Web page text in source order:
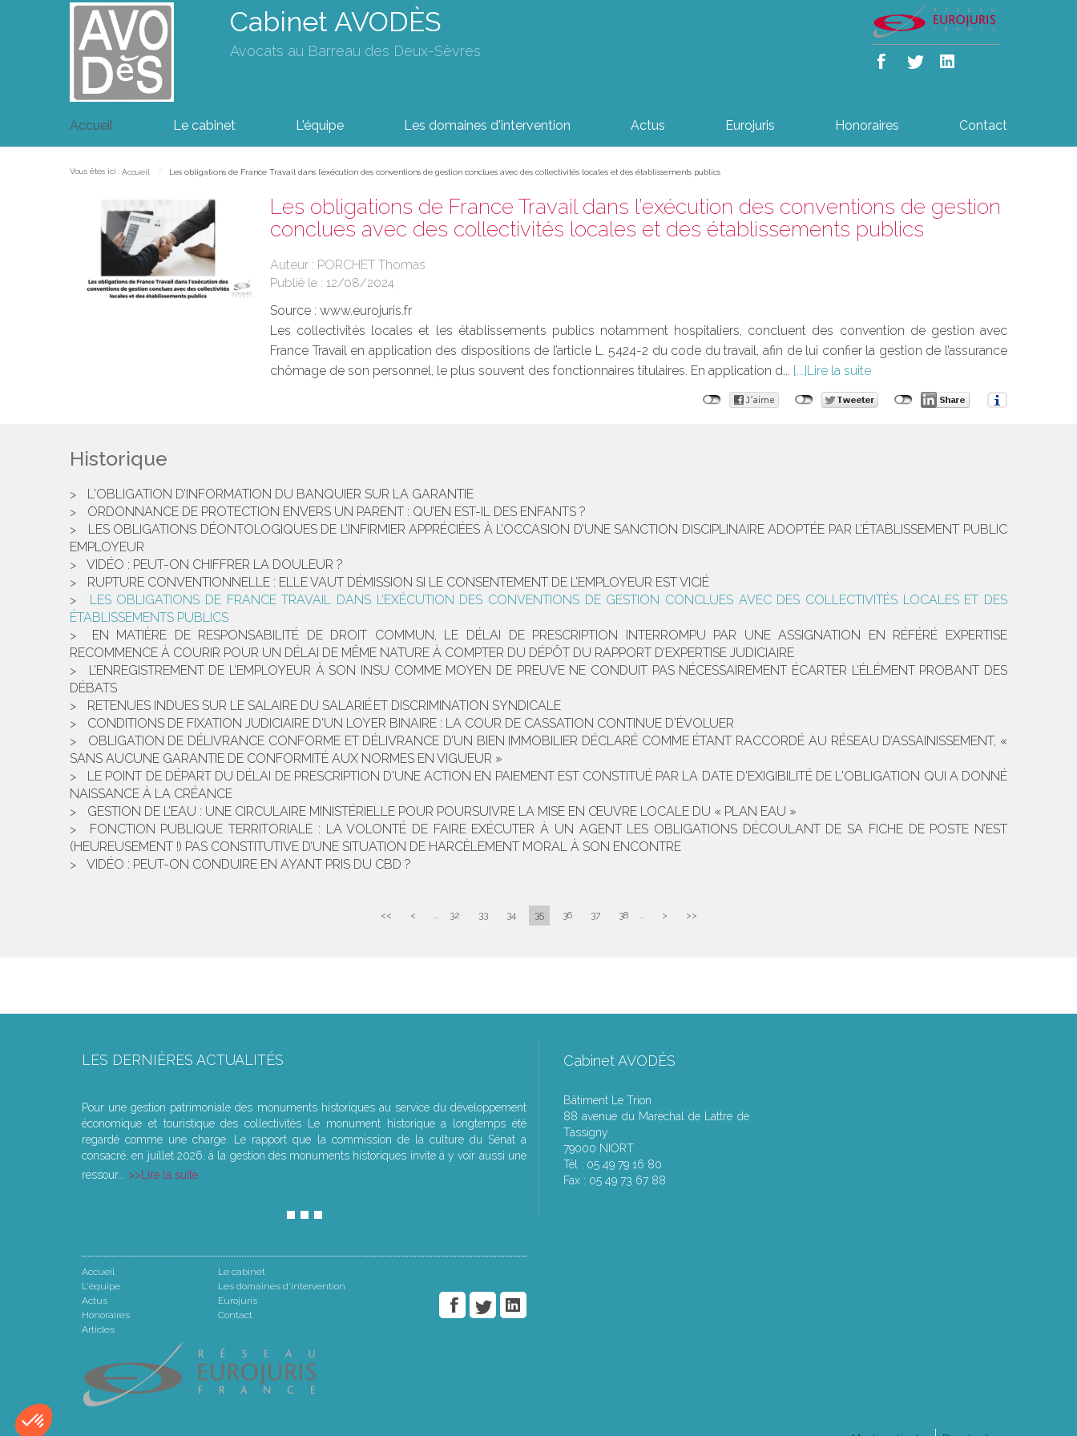
Cabinet AVODÈS
Avocats au Barreau des Deux-Sèvres
Accueil Le cabinet L'équipe Les domaines d'intervention Actus Eurojuris Honoraires Contact
Vous êtes ici : Accueil Les obligations de France Travail dans l’exécution des conventions de gestion conclues avec des collectivités locales et des établissements publics
Les obligations de France Travail dans l’exécution des conventions de gestion
conclues avec des collectivités locales et des établissements publics
Auteur : PORCHET Thomas
Publié le : 12/08/2024
Source : www.eurojuris.fr
Les collectivités locales et les établissements publics notamment hospitaliers, concluent des convention de gestion avec
France Travail en application des dispositions de l’article L. 5424-2 du code du travail, afin de lui confier la gestion de l’assurance
chômage de son personnel, le plus souvent des fonctionnaires titulaires. En application d...
Lire la suite
Historique
L'OBLIGATION D’INFORMATION DU BANQUIER SUR LA GARANTIE
ORDONNANCE DE PROTECTION ENVERS UN PARENT : QU’EN EST-IL DES ENFANTS ?
LES OBLIGATIONS DÉONTOLOGIQUES DE L’INFIRMIER APPRÉCIÉES À L’OCCASION D’UNE SANCTION DISCIPLINAIRE ADOPTÉE PAR L’ÉTABLISSEMENT PUBLIC
EMPLOYEUR
VIDÉO : PEUT-ON CHIFFRER LA DOULEUR ?
RUPTURE CONVENTIONNELLE : ELLE VAUT DÉMISSION SI LE CONSENTEMENT DE L’EMPLOYEUR EST VICIÉ
LES OBLIGATIONS DE FRANCE TRAVAIL DANS L’EXÉCUTION DES CONVENTIONS DE GESTION CONCLUES AVEC DES COLLECTIVITÉS LOCALES ET DES
ÉTABLISSEMENTS PUBLICS
EN MATIÈRE DE RESPONSABILITÉ DE DROIT COMMUN, LE DÉLAI DE PRESCRIPTION INTERROMPU PAR UNE ASSIGNATION EN RÉFÉRÉ EXPERTISE
RECOMMENCE À COURIR POUR UN DÉLAI DE MÊME NATURE À COMPTER DU DÉPÔT DU RAPPORT D’EXPERTISE JUDICIAIRE
L’ENREGISTREMENT DE L’EMPLOYEUR À SON INSU COMME MOYEN DE PREUVE NE CONDUIT PAS NÉCESSAIREMENT ÉCARTER L’ÉLÉMENT PROBANT DES
DÉBATS
RETENUES INDUES SUR LE SALAIRE DU SALARIÉ ET DISCRIMINATION SYNDICALE
CONDITIONS DE FIXATION JUDICIAIRE D'UN LOYER BINAIRE : LA COUR DE CASSATION CONTINUE D'ÉVOLUER
OBLIGATION DE DÉLIVRANCE CONFORME ET DÉLIVRANCE D’UN BIEN IMMOBILIER DÉCLARÉ COMME ÉTANT RACCORDÉ AU RÉSEAU D’ASSAINISSEMENT, «
SANS AUCUNE GARANTIE DE CONFORMITÉ AUX NORMES EN VIGUEUR »
LE POINT DE DÉPART DU DÉLAI DE PRESCRIPTION D'UNE ACTION EN PAIEMENT EST CONSTITUÉ PAR LA DATE D'EXIGIBILITÉ DE L'OBLIGATION QUI A DONNÉ
NAISSANCE À LA CRÉANCE
GESTION DE L’EAU : UNE CIRCULAIRE MINISTÉRIELLE POUR POURSUIVRE LA MISE EN ŒUVRE LOCALE DU « PLAN EAU »
FONCTION PUBLIQUE TERRITORIALE : LA VOLONTÉ DE FAIRE EXÉCUTER À UN AGENT LES OBLIGATIONS DÉCOULANT DE SA FICHE DE POSTE N’EST
(HEUREUSEMENT !) PAS CONSTITUTIVE D’UNE SITUATION DE HARCÈLEMENT MORAL À SON ENCONTRE
VIDÉO : PEUT-ON CONDUIRE EN AYANT PRIS DU CBD ?
<< < ... 32 33 34 35 36 37 38 ... > >>
LES DERNIÈRES ACTUALITÉS
Pour une gestion patrimoniale des monuments historiques au service du développement
économique et touristique des collectivités Le monument historique a longtemps été
regardé comme une charge. Le rapport que la commission de la culture du Sénat a
consacré, en juillet 2026, à la gestion des monuments historiques invite à y voir aussi une
ressour...
Lire la suite
Accueil
Le cabinet
L'équipe
Les domaines d'intervention
Actus
Eurojuris
Honoraires
Contact
Articles
Cabinet AVODÈS
Bâtiment Le Trion
88 avenue du Maréchal de Lattre de
Tassigny
79000 NIORT
Tél : 05 49 79 16 80
Fax : 05 49 73 67 88